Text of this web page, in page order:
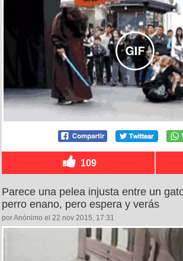
109
Parece una pelea injusta entre un
perro enano, pero espera y verás
por Anónimo el 22 nov 2015, 17:31